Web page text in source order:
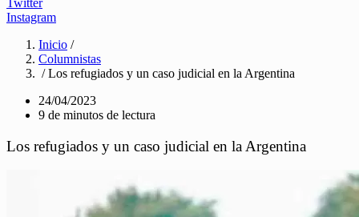
Twitter
Instagram
Inicio /
Columnistas
/ Los refugiados y un caso judicial en la Argentina
24/04/2023
9 de minutos de lectura
Los refugiados y un caso judicial en la Argentina